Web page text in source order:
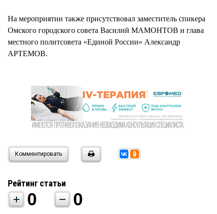
На мероприятии также присутствовал заместитель спикера
Омского городского совета Василий МАМОНТОВ и глава
местного политсовета «Единой России» Александр
АРТЕМОВ.
Комментировать
Рейтинг статьи
0 0